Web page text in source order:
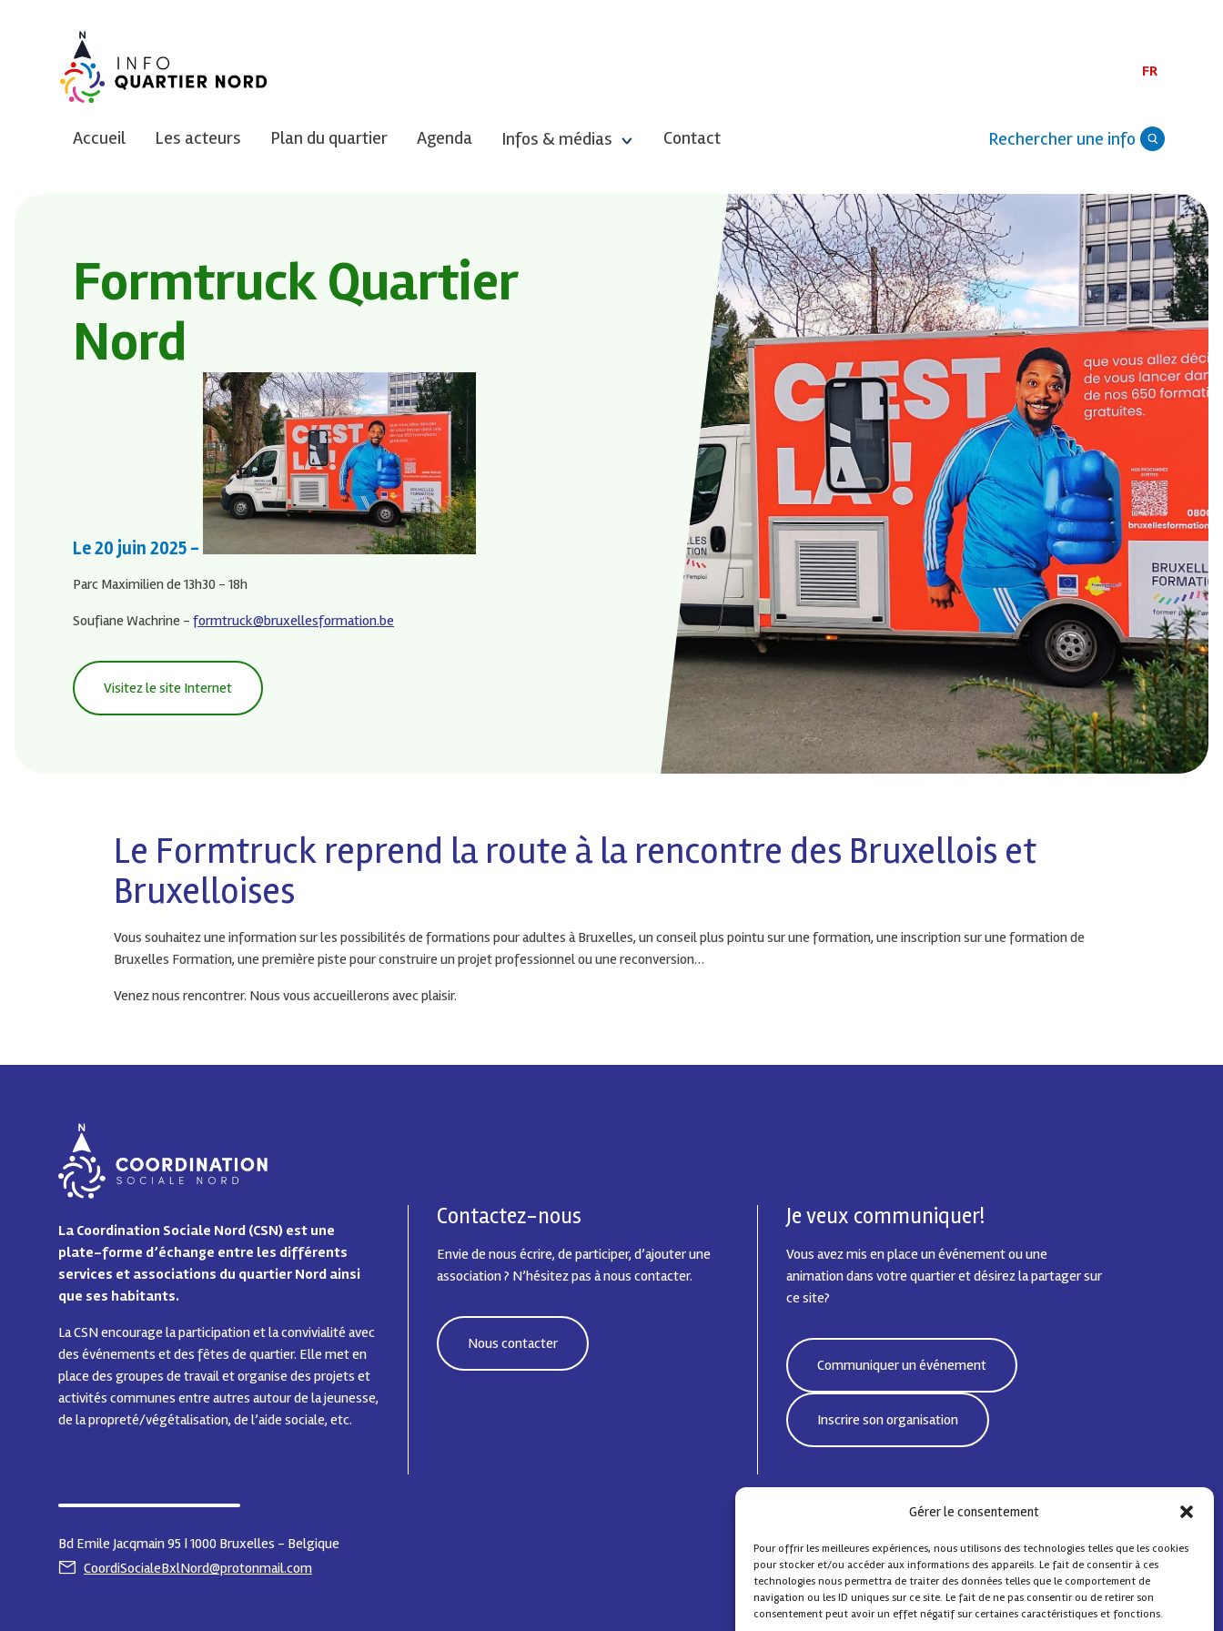
Gérer le consentement
Pour offrir les meilleures expériences, nous utilisons des technologies telles que les cookies
pour stocker et/ou accéder aux informations des appareils. Le fait de consentir à ces
technologies nous permettra de traiter des données telles que le comportement de
navigation ou les ID uniques sur ce site. Le fait de ne pas consentir ou de retirer son
consentement peut avoir un effet négatif sur certaines caractéristiques et fonctions.
PRINCIPAL
FR
Accueil Les acteurs Plan du quartier Agenda Infos & médias Contact Rechercher une info
Formtruck Quartier
Nord
Le20 juin 2025 -
Parc Maximilien de 13h30 - 18h
Soufiane Wachrine - formtruck@bruxellesformation.be
Visitez le site Internet
Le Formtruck reprend la route à la rencontre des Bruxellois et
Bruxelloises
Vous souhaitez une information sur les possibilités de formations pour adultes à Bruxelles, un conseil plus pointu sur une formation, une inscription sur une formation de
Bruxelles Formation, une première piste pour construire un projet professionnel ou une reconversion…
Venez nous rencontrer. Nous vous accueillerons avec plaisir.
La Coordination Sociale Nord (CSN) est une
plate-forme d’échange entre les différents
services et associations du quartier Nord ainsi
que ses habitants.
La CSN encourage la participation et la convivialité avec
des événements et des fêtes de quartier. Elle met en
place des groupes de travail et organise des projets et
activités communes entre autres autour de la jeunesse,
de la propreté/végétalisation, de l’aide sociale, etc.
Contactez-nous
Envie de nous écrire, de participer, d’ajouter une
association ? N’hésitez pas à nous contacter.
Nous contacter
Je veux communiquer!
Vous avez mis en place un événement ou une
animation dans votre quartier et désirez la partager sur
ce site?
Communiquer un événement
Inscrire son organisation
Bd Emile Jacqmain 95 | 1000 Bruxelles - Belgique
CoordiSocialeBxlNord@protonmail.com